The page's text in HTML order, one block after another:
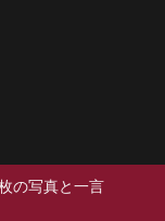
の写真と一言